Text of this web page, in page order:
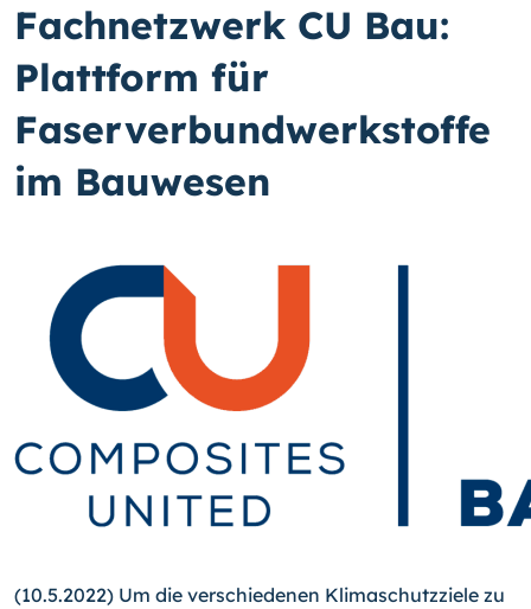
Fachnetzwerk CU Bau:
Plattform für
Faserverbundwerkstoffe
im Bauwesen
(10.5.2022) Um die verschiedenen Klimaschutzziele zu